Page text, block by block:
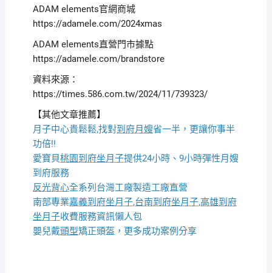
ADAM elements官網商城
https://adamele.com/2024xmas
ADAM elements直營門市據點
https://adamele.com/brandstore
資料來源：
https://times.586.com.tw/2024/11/739323/
【其他文章推薦】
月子中心貴鬆鬆,找對到府月嫂省一半，更讓你事半
功倍!!
愛寶貝桃園到府坐月子提供24小時、9小時彈性月嫂
到府服務
反光背心全系列台灣工廠製造工廠直營
南部專業嘉義到府坐月子,台南到府坐月子,高雄到府
坐月子收費服務資訊懶人包
嬰兒戴頭型矯正頭盔，更多成功案例分享